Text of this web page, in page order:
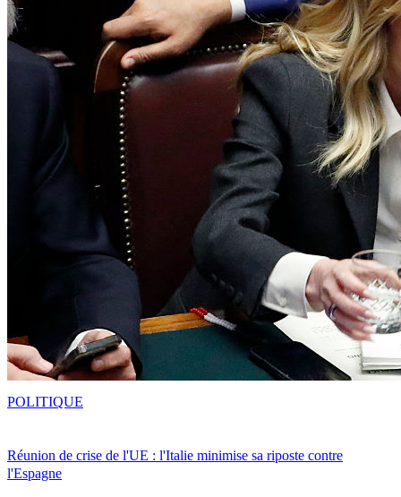
Réunion de crise de l'UE : l'Italie minimise sa riposte contre
l'Espagne
POLITIQUE